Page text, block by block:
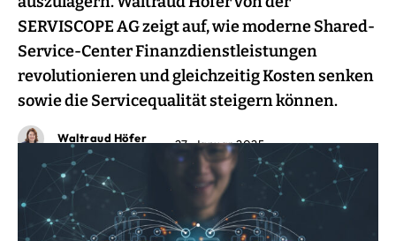
SERVISCOPE AG zeigt auf, wie moderne Shared-
Service-Center Finanzdienstleistungen
revolutionieren und gleichzeitig Kosten senken
sowie die Servicequalität steigern können.
Waltraud Höfer 27. Januar 2025